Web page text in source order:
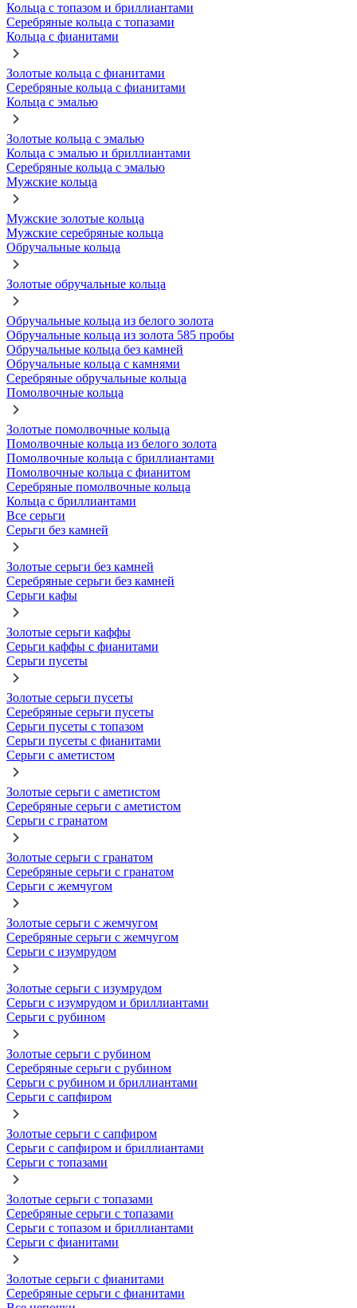
Кольца с топазом и бриллиантами
Серебряные кольца с топазами
Кольца с фианитами
Золотые кольца с фианитами
Серебряные кольца с фианитами
Кольца с эмалью
Золотые кольца с эмалью
Кольца с эмалью и бриллиантами
Серебряные кольца с эмалью
Мужские кольца
Мужские золотые кольца
Мужские серебряные кольца
Обручальные кольца
Золотые обручальные кольца
Обручальные кольца из белого золота
Обручальные кольца из золота 585 пробы
Обручальные кольца без камней
Обручальные кольца с камнями
Серебряные обручальные кольца
Помолвочные кольца
Золотые помолвочные кольца
Помолвочные кольца из белого золота
Помолвочные кольца с бриллиантами
Помолвочные кольца с фианитом
Серебряные помолвочные кольца
Кольца с бриллиантами
Все серьги
Серьги без камней
Золотые серьги без камней
Серебряные серьги без камней
Серьги кафы
Золотые серьги каффы
Серьги каффы с фианитами
Серьги пусеты
Золотые серьги пусеты
Серебряные серьги пусеты
Серьги пусеты с топазом
Серьги пусеты с фианитами
Серьги с аметистом
Золотые серьги с аметистом
Серебряные серьги с аметистом
Серьги с гранатом
Золотые серьги с гранатом
Серебряные серьги с гранатом
Серьги с жемчугом
Золотые серьги с жемчугом
Серебряные серьги с жемчугом
Серьги с изумрудом
Золотые серьги с изумрудом
Серьги с изумрудом и бриллиантами
Серьги с рубином
Золотые серьги с рубином
Серебряные серьги с рубином
Серьги с рубином и бриллиантами
Серьги с сапфиром
Золотые серьги с сапфиром
Серьги с сапфиром и бриллиантами
Серьги с топазами
Золотые серьги с топазами
Серебряные серьги с топазами
Серьги с топазом и бриллиантами
Серьги с фианитами
Золотые серьги с фианитами
Серебряные серьги с фианитами